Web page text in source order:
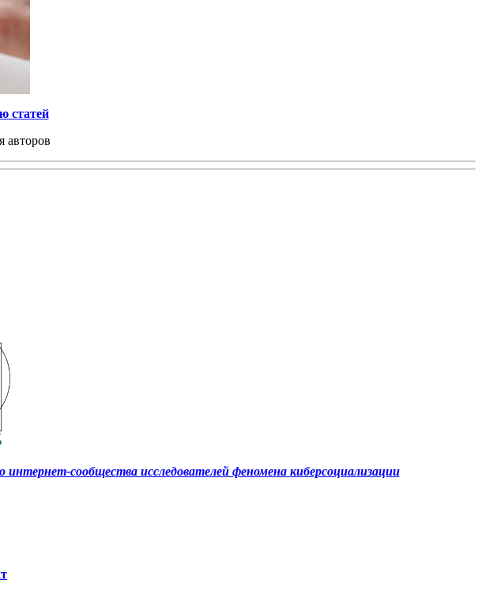
статей
авторов
сообщества исследователей феномена киберсоциализации